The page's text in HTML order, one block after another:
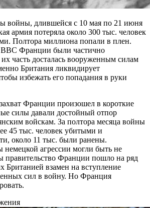
войны, длившейся с 10 мая по 21 июня
армия потеряла около 300 тыс. человек
Полтора миллиона попали в плен.
ВВС Франции были частично
часть досталась вооруженным силам
Британия ликвидирует
избежать его попадания в руки
Франции произошел в короткие
силы давали достойный отпор
войскам. За полтора месяца войны
45 тыс. человек убитыми и
около 11 тыс. были ранены.
агрессии могли быть не
правительство Франции пошло на ряд
Британией взамен на вступление
сил в войну. Но Франция